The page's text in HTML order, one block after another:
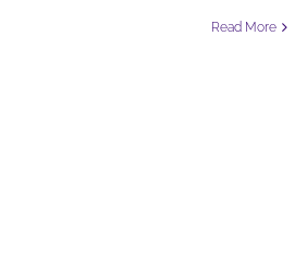
Read More